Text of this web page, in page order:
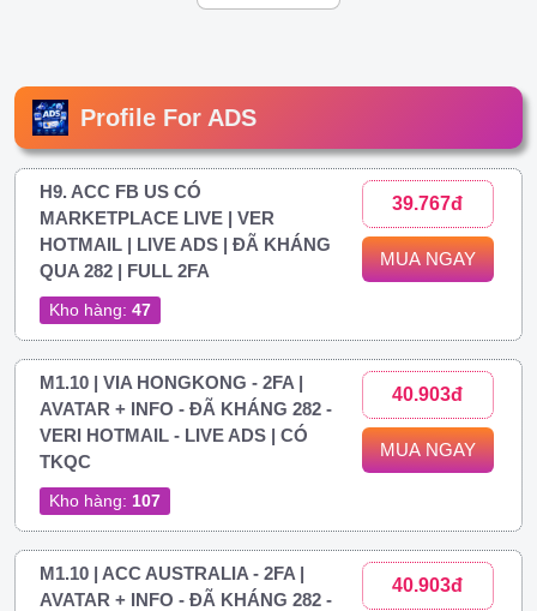
Profile For ADS
H9. ACC FB US CÓ
MARKETPLACE LIVE | VER
HOTMAIL | LIVE ADS | ĐÃ KHÁNG
QUA 282 | FULL 2FA
Kho hàng: 47
39.767đ
MUA NGAY
M1.10 | VIA HONGKONG - 2FA |
AVATAR + INFO - ĐÃ KHÁNG 282 -
VERI HOTMAIL - LIVE ADS | CÓ
TKQC
Kho hàng: 107
40.903đ
MUA NGAY
M1.10 | ACC AUSTRALIA - 2FA |
AVATAR + INFO - ĐÃ KHÁNG 282 -
40.903đ